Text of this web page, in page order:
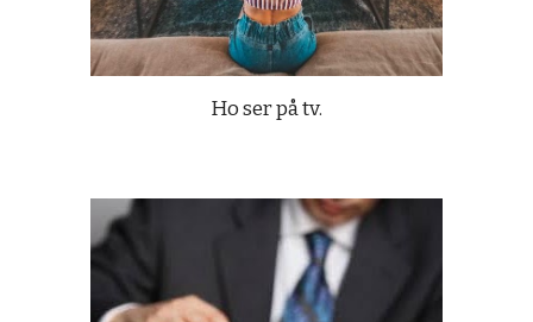
Ho ser på tv.